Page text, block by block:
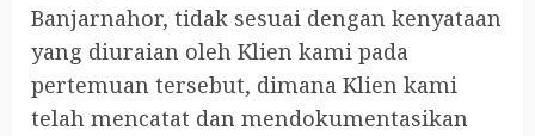
Banjarnahor, tidak sesuai dengan kenyataan
yang diuraian oleh Klien kami pada
pertemuan tersebut, dimana Klien kami
telah mencatat dan mendokumentasikan